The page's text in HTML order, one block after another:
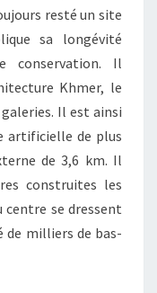
resté un site
sa longévité
conservation. Il
Khmer, le
Il est ainsi
artificielle de plus
de 3,6 km. Il
construites les
centre se dressent
de milliers de bas-